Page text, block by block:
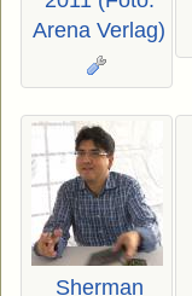
Arena Verlag)
Sherman